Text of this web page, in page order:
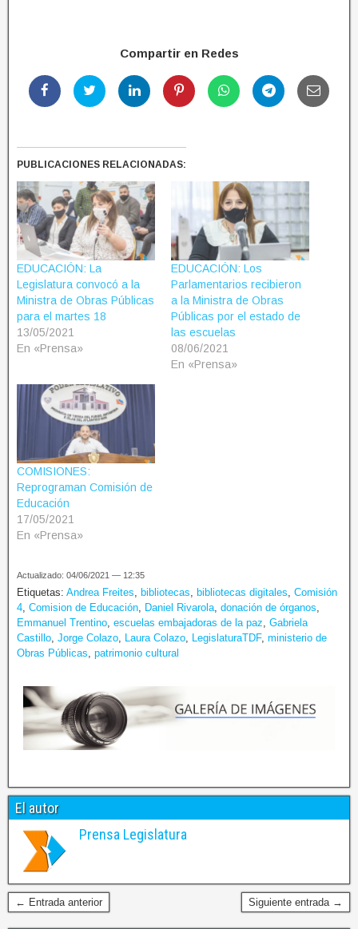
Compartir en Redes
PUBLICACIONES RELACIONADAS:
EDUCACIÓN: La
Legislatura convocó a la
Ministra de Obras Públicas
para el martes 18
13/05/2021
En «Prensa»
EDUCACIÓN: Los
Parlamentarios recibieron
a la Ministra de Obras
Públicas por el estado de
las escuelas
08/06/2021
En «Prensa»
COMISIONES:
Reprograman Comisión de
Educación
17/05/2021
En «Prensa»
Actualizado: 04/06/2021 — 12:35
Etiquetas: Andrea Freites bibliotecas bibliotecas digitales Comisión
4 Comision de Educación Daniel Rivarola donación de órganos
Emmanuel Trentino escuelas embajadoras de la paz Gabriela
Castillo Jorge Colazo Laura Colazo LegislaturaTDF, ministerio de
Obras Públicas patrimonio cultural
El autor
Prensa Legislatura
← Entrada anterior Siguiente entrada →